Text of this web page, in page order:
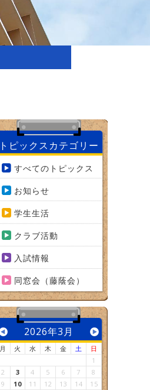
トピックスカテゴリー
すべてのトピックス
お知らせ
学生生活
クラブ活動
入試情報
同窓会（藤蔭会）
2026年3月
月 火 水 木 金 土
日
1
2
3 4 5 6 7
8
9
10 11 12 13 14
15